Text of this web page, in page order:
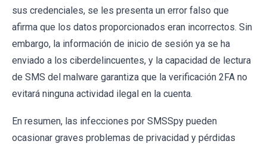
sus credenciales, se les presenta un error falso que
afirma que los datos proporcionados eran incorrectos. Sin
embargo, la información de inicio de sesión ya se ha
enviado a los ciberdelincuentes, y la capacidad de lectura
de SMS del malware garantiza que la verificación 2FA no
evitará ninguna actividad ilegal en la cuenta.
En resumen, las infecciones por SMSSpy pueden
ocasionar graves problemas de privacidad y pérdidas